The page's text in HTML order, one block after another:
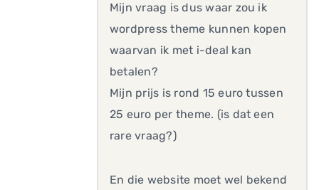
Mijn vraag is dus waar zou ik
wordpress theme kunnen kopen
waarvan ik met i-deal kan
betalen?
Mijn prijs is rond 15 euro tussen
25 euro per theme. (is dat een
rare vraag?)
En die website moet wel bekend